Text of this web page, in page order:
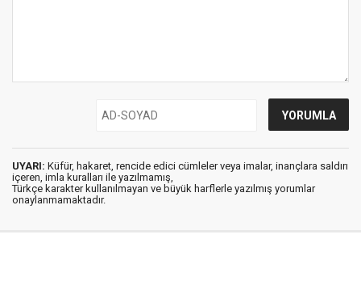
UYARI: Küfür, hakaret, rencide edici cümleler veya imalar, inançlara saldırı
içeren, imla kuralları ile yazılmamış,
Türkçe karakter kullanılmayan ve büyük harflerle yazılmış yorumlar
onaylanmamaktadır.